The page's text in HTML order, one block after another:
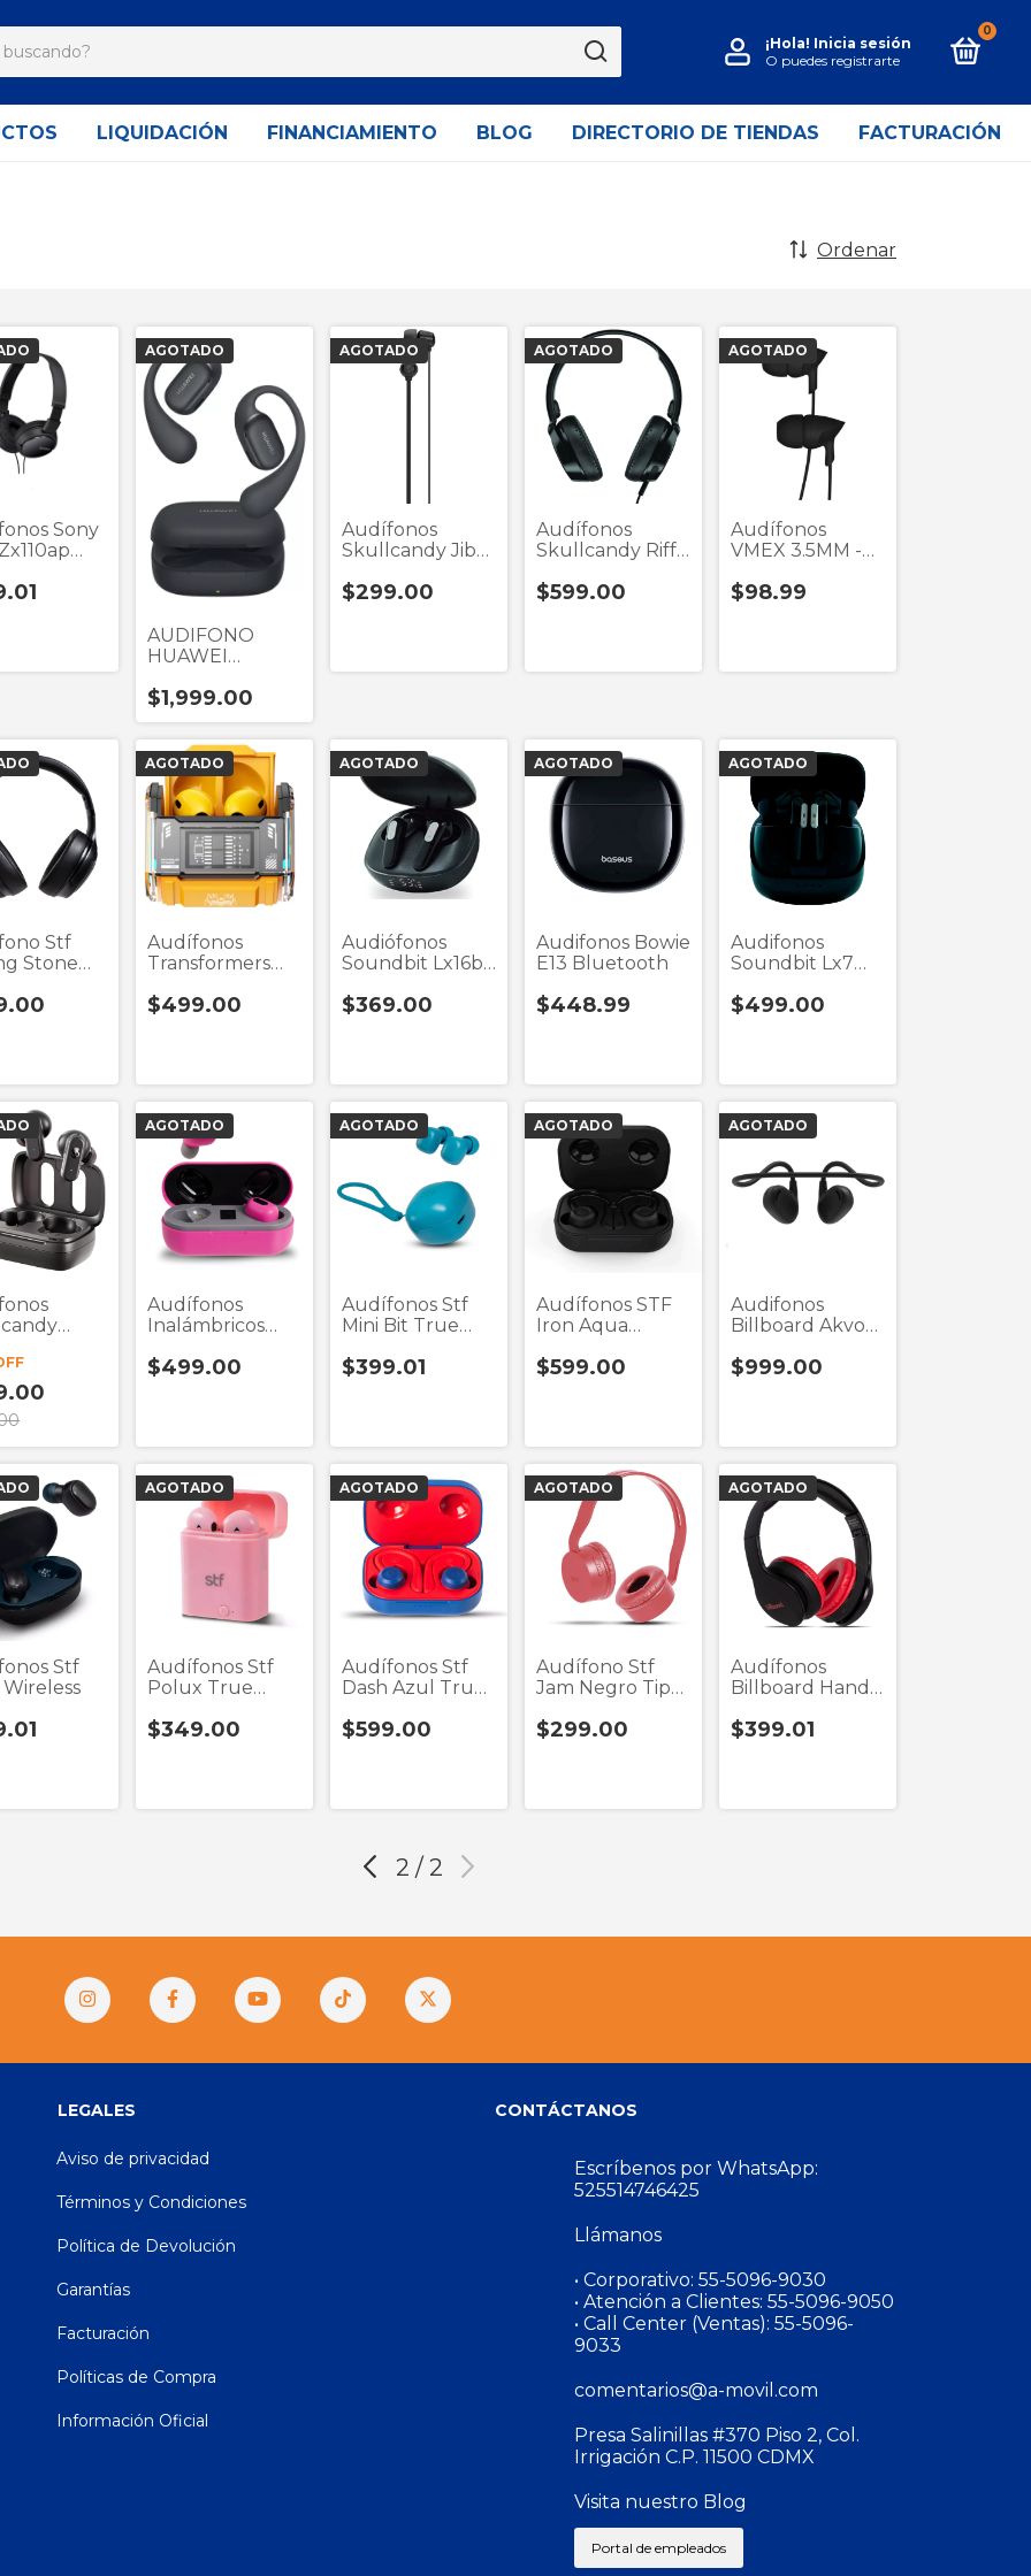
¡Hola! Inicia sesión
O puedes registrarte
0
LIQUIDACIÓN FINANCIAMIENTO BLOG DIRECTORIO DE TIENDAS FACTURACIÓN
Ordenar
Sony
3.5
AGOTADO
AUDIFONO
HUAWEI
NEGRO TWS
$1,999.00
AGOTADO
Audífonos
Skullcandy Jib
$299.00
AGOTADO
Audífonos
Skullcandy Riff
3.5MM y
$599.00
AGOTADO
Audífonos
VMEX 3.5MM -
$98.99
Stf
Stone
AGOTADO
Audífonos
Transformers
True Wireless
$499.00
AGOTADO
Audiófonos
Soundbit Lx16b
Wireless
$369.00
AGOTADO
Audifonos Bowie
E13 Bluetooth
$448.99
AGOTADO
Audifonos
Soundbit Lx7
Wireless
$499.00
3
In-
AGOTADO
Audífonos
Inalámbricos
Billboard
$499.00
AGOTADO
Audífonos Stf
Mini Bit True
$399.01
AGOTADO
Audífonos STF
Iron Aqua
Wireless
$599.00
AGOTADO
Audifonos
Billboard Akvo
Conduction
$999.00
Stf
AGOTADO
Audífonos Stf
Polux True
$349.00
AGOTADO
Audífonos Stf
Dash Azul True
$599.00
AGOTADO
Audífono Stf
Jam Negro Tipo
Bluetooth
$299.00
AGOTADO
Audífonos
Billboard Handy
Diadema
$399.01
2 / 2
LEGALES
Aviso de privacidad
Términos y Condiciones
Política de Devolución
Garantías
Facturación
Políticas de Compra
Información Oficial
CONTÁCTANOS
Escríbenos por WhatsApp:
525514746425
Llámanos
• Corporativo: 55-5096-9030
• Atención a Clientes: 55-5096-9050
• Call Center (Ventas): 55-5096-
9033
comentarios@a-movil.com
Presa Salinillas #370 Piso 2, Col.
Irrigación C.P. 11500 CDMX
Visita nuestro Blog
Portal de empleados